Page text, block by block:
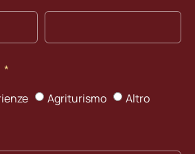
Agriturismo Altro